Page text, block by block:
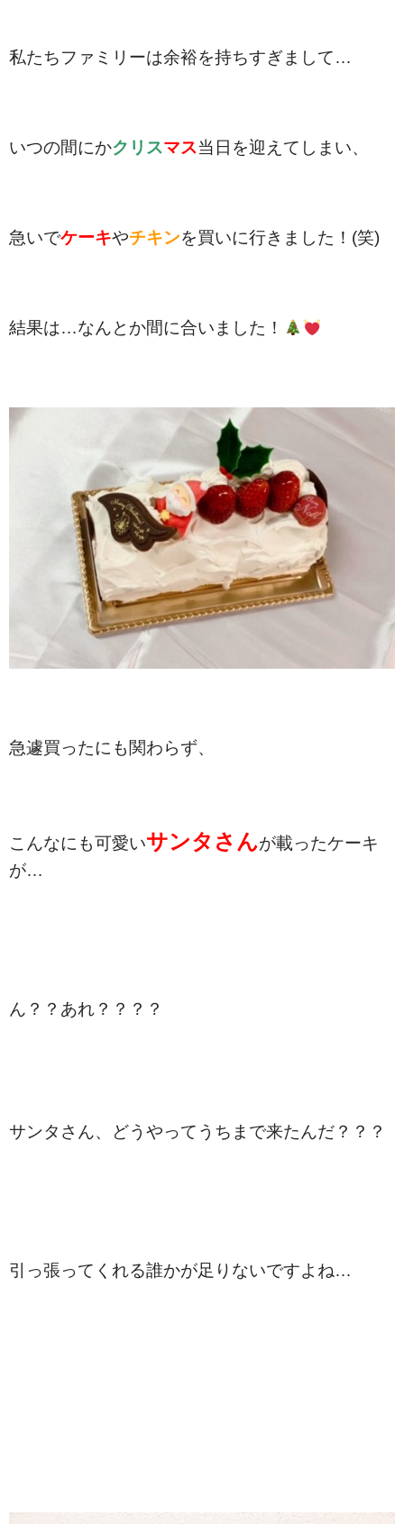
私たちファミリーは余裕を持ちすぎまして…
いつの間にかクリスマス当日を迎えてしまい、
急いでケーキやチキンを買いに行きました！(笑)
結果は…なんとか間に合いました！
急遽買ったにも関わらず、
こんなにも可愛いサンタさんが載ったケーキ
が…
ん？？あれ？？？？
サンタさん、どうやってうちまで来たんだ？？？
引っ張ってくれる誰かが足りないですよね…